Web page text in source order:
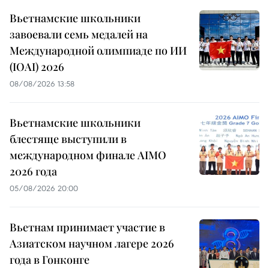
Вьетнамские школьники
завоевали семь медалей на
Международной олимпиаде по ИИ
(IOAI) 2026
08/08/2026 13:58
Вьетнамские школьники
блестяще выступили в
международном финале AIMO
2026 года
05/08/2026 20:00
Вьетнам принимает участие в
Азиатском научном лагере 2026
года в Гонконге